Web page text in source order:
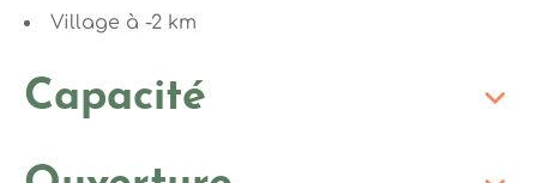
Village à -2 km
Capacité